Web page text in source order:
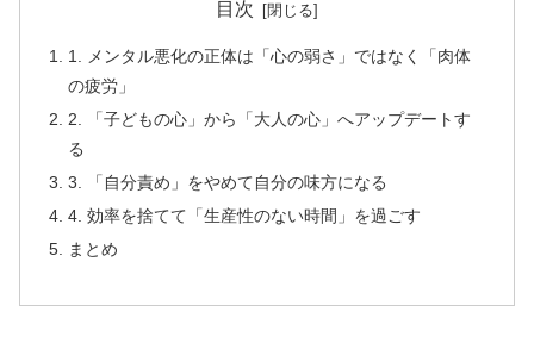
目次
1. メンタル悪化の正体は「心の弱さ」ではなく「肉体
の疲労」
2. 「子どもの心」から「大人の心」へアップデートす
る
3. 「自分責め」をやめて自分の味方になる
4. 効率を捨てて「生産性のない時間」を過ごす
まとめ